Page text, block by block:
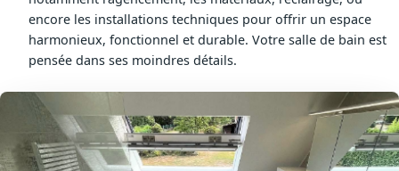
encore les installations techniques pour offrir un espace
harmonieux, fonctionnel et durable. Votre salle de bain est
pensée dans ses moindres détails.